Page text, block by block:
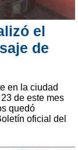
el
de
en la ciudad
de este mes
quedó
oficial del